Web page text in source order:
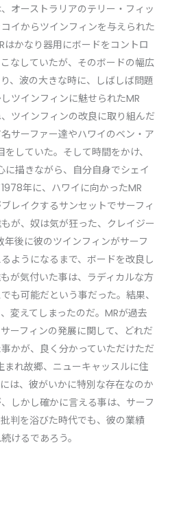
オーストラリアのテリー・フィッ
イからツインフィンを与えられた
はかなり器用にボードをコントロ
なしていたが、そのボードの幅広
、波の大きな時に、しばしば問題
ツインフィンに魅せられたMR
ツインフィンの改良に取り組んだ
サーファー達やハワイのベン・ア
していた。そして時間をかけ、
に描きながら、自分自身でシェイ
年に、ハワイに向かったMR
レイクするサンセットでサーフィ
が、奴は気が狂った、クレイジー
後に彼のツインフィンがサーフ
ようになるまで、ボードを改良し
が気付いた事は、ラディカルな方
も可能だという事だった。結果、
変えてしまったのだ。MRが過去
ーフィンの発展に関して、どれだ
かが、良く分かっていただけただ
まれ故郷、ニューキャッスルに住
は、彼がいかに特別な存在なのか
しかし確かに言える事は、サーフ
判を浴びた時代でも、彼の業績
けるであろう。